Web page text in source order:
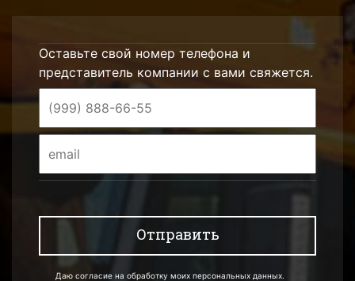
Оставьте свой номер телефона и
представитель компании с вами свяжется.
Даю согласие на обработку моих персональных данных.